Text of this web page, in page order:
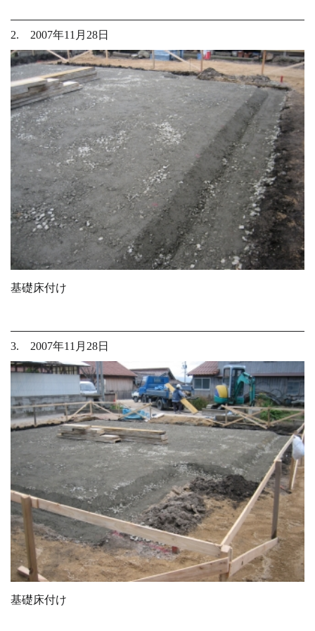
2. 2007年11月28日
基礎床付け
3. 2007年11月28日
基礎床付け